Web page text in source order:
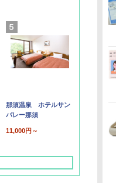
那須温泉 ホテルサン
バレー那須
11,000円～